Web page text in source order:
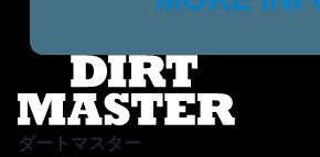
ダートマスター